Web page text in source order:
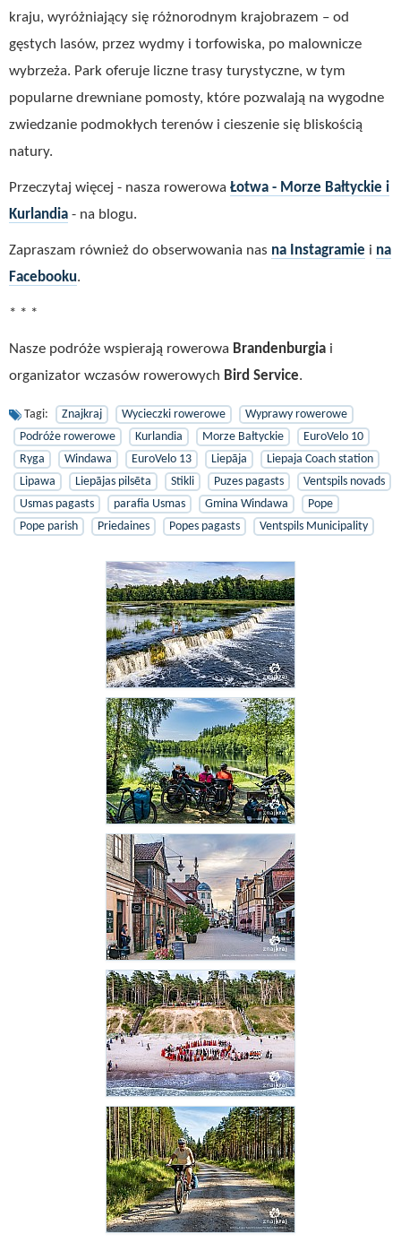
kraju, wyróżniający się różnorodnym krajobrazem – od
gęstych lasów, przez wydmy i torfowiska, po malownicze
wybrzeża. Park oferuje liczne trasy turystyczne, w tym
popularne drewniane pomosty, które pozwalają na wygodne
zwiedzanie podmokłych terenów i cieszenie się bliskością
natury.
Przeczytaj więcej - nasza rowerowa Łotwa - Morze Bałtyckie i
Kurlandia - na blogu.
Zapraszam również do obserwowania nas na Instagramie i na
Facebooku.
* * *
Nasze podróże wspierają rowerowa Brandenburgia i
organizator wczasów rowerowych Bird Service.
Tagi: Znajkraj Wycieczki rowerowe
Wyprawy rowerowe
Podróże rowerowe
Kurlandia Morze Bałtyckie
EuroVelo 10
Ryga
Windawa EuroVelo 13 Liepāja
Liepaja Coach station
Lipawa
Liepājas pilsēta Stikli Puzes pagasts
Ventspils novads
Usmas pagasts
parafia Usmas Gmina Windawa
Pope
Pope parish
Priedaines Popes pagasts Ventspils Municipality